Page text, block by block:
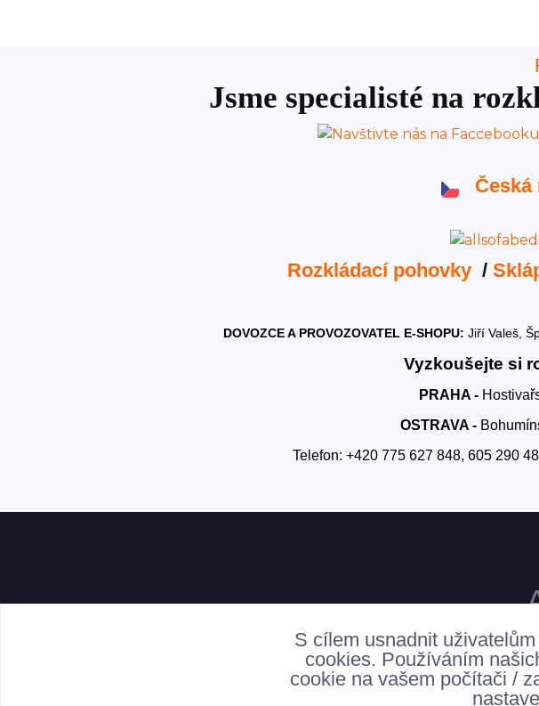
Jsme specialisté na
Česká
Rozkládací pohovky /
DOVOZCE A PROVOZOVATEL E-SHOPU: Jiří Valeš,
Vyzkoušejte si
PRAHA -
OSTRAVA -
Telefon: +420 775 627 848, 605 290
S cílem usnadnit
cookies. Používáním
cookie na vašem počítači /